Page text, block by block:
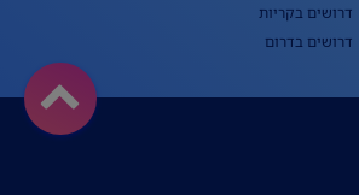
דרושים בקריות
דרושים בדרום